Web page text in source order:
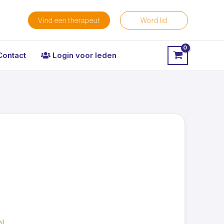
Vind een therapeut Word lid
Login voor leden